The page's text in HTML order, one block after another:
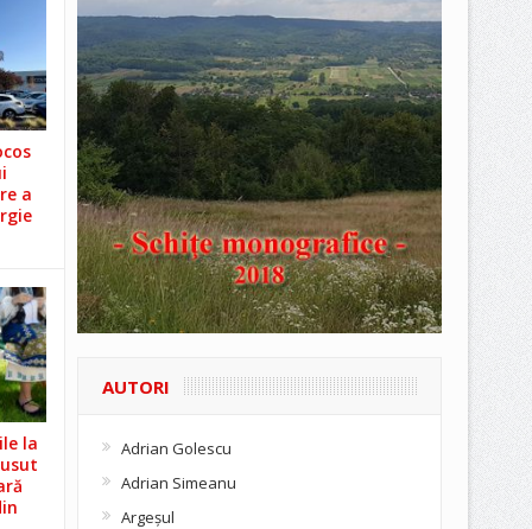
a
la
AUTORI
Adrian Golescu
Adrian Simeanu
Argeşul